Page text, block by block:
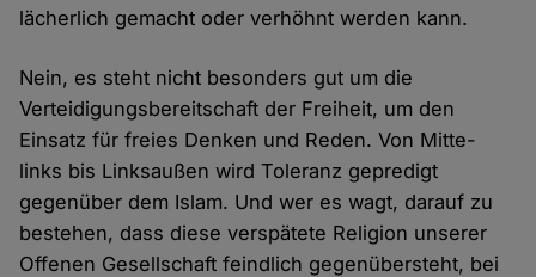
lächerlich gemacht oder verhöhnt werden kann.
Nein, es steht nicht besonders gut um die
Verteidigungsbereitschaft der Freiheit, um den
Einsatz für freies Denken und Reden. Von Mitte-
links bis Linksaußen wird Toleranz gepredigt
gegenüber dem Islam. Und wer es wagt, darauf zu
bestehen, dass diese verspätete Religion unserer
Offenen Gesellschaft feindlich gegenübersteht, bei